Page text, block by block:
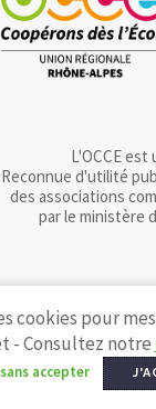
L'OCCE est
Reconnue d'utilité
des associations
par le ministère
cookies pour
- Consultez notre
accepter